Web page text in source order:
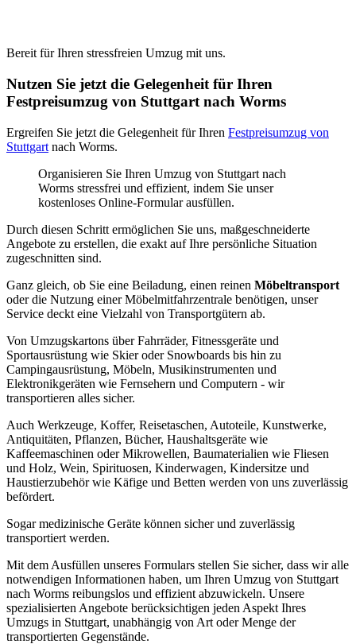
Bereit für Ihren stressfreien Umzug mit uns.
Nutzen Sie jetzt die Gelegenheit für Ihren
Festpreisumzug von Stuttgart nach Worms
Ergreifen Sie jetzt die Gelegenheit für Ihren Festpreisumzug von
Stuttgart nach Worms.
Organisieren Sie Ihren Umzug von Stuttgart nach
Worms stressfrei und effizient, indem Sie unser
kostenloses Online-Formular ausfüllen.
Durch diesen Schritt ermöglichen Sie uns, maßgeschneiderte
Angebote zu erstellen, die exakt auf Ihre persönliche Situation
zugeschnitten sind.
Ganz gleich, ob Sie eine Beiladung, einen reinen Möbeltransport
oder die Nutzung einer Möbelmitfahrzentrale benötigen, unser
Service deckt eine Vielzahl von Transportgütern ab.
Von Umzugskartons über Fahrräder, Fitnessgeräte und
Sportausrüstung wie Skier oder Snowboards bis hin zu
Campingausrüstung, Möbeln, Musikinstrumenten und
Elektronikgeräten wie Fernsehern und Computern - wir
transportieren alles sicher.
Auch Werkzeuge, Koffer, Reisetaschen, Autoteile, Kunstwerke,
Antiquitäten, Pflanzen, Bücher, Haushaltsgeräte wie
Kaffeemaschinen oder Mikrowellen, Baumaterialien wie Fliesen
und Holz, Wein, Spirituosen, Kinderwagen, Kindersitze und
Haustierzubehör wie Käfige und Betten werden von uns zuverlässig
befördert.
Sogar medizinische Geräte können sicher und zuverlässig
transportiert werden.
Mit dem Ausfüllen unseres Formulars stellen Sie sicher, dass wir alle
notwendigen Informationen haben, um Ihren Umzug von Stuttgart
nach Worms reibungslos und effizient abzuwickeln. Unsere
spezialisierten Angebote berücksichtigen jeden Aspekt Ihres
Umzugs in Stuttgart, unabhängig von Art oder Menge der
transportierten Gegenstände.